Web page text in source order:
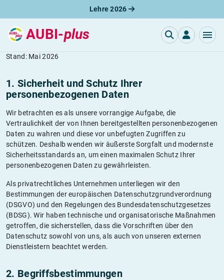
Lehre 2026
AUBI-plus
Datenschutz
Stand: Mai 2026
1. Sicherheit und Schutz Ihrer
personenbezogenen Daten
Wir betrachten es als unsere vorrangige Aufgabe, die
Vertraulichkeit der von Ihnen bereitgestellten personenbezogenen
Daten zu wahren und diese vor unbefugten Zugriffen zu
schützen. Deshalb wenden wir äußerste Sorgfalt und modernste
Sicherheitsstandards an, um einen maximalen Schutz Ihrer
personenbezogenen Daten zu gewährleisten.
Als privatrechtliches Unternehmen unterliegen wir den
Bestimmungen der europäischen Datenschutzgrundverordnung
(DSGVO) und den Regelungen des Bundesdatenschutzgesetzes
(BDSG). Wir haben technische und organisatorische Maßnahmen
getroffen, die sicherstellen, dass die Vorschriften über den
Datenschutz sowohl von uns, als auch von unseren externen
Dienstleistern beachtet werden.
2. Begriffsbestimmungen